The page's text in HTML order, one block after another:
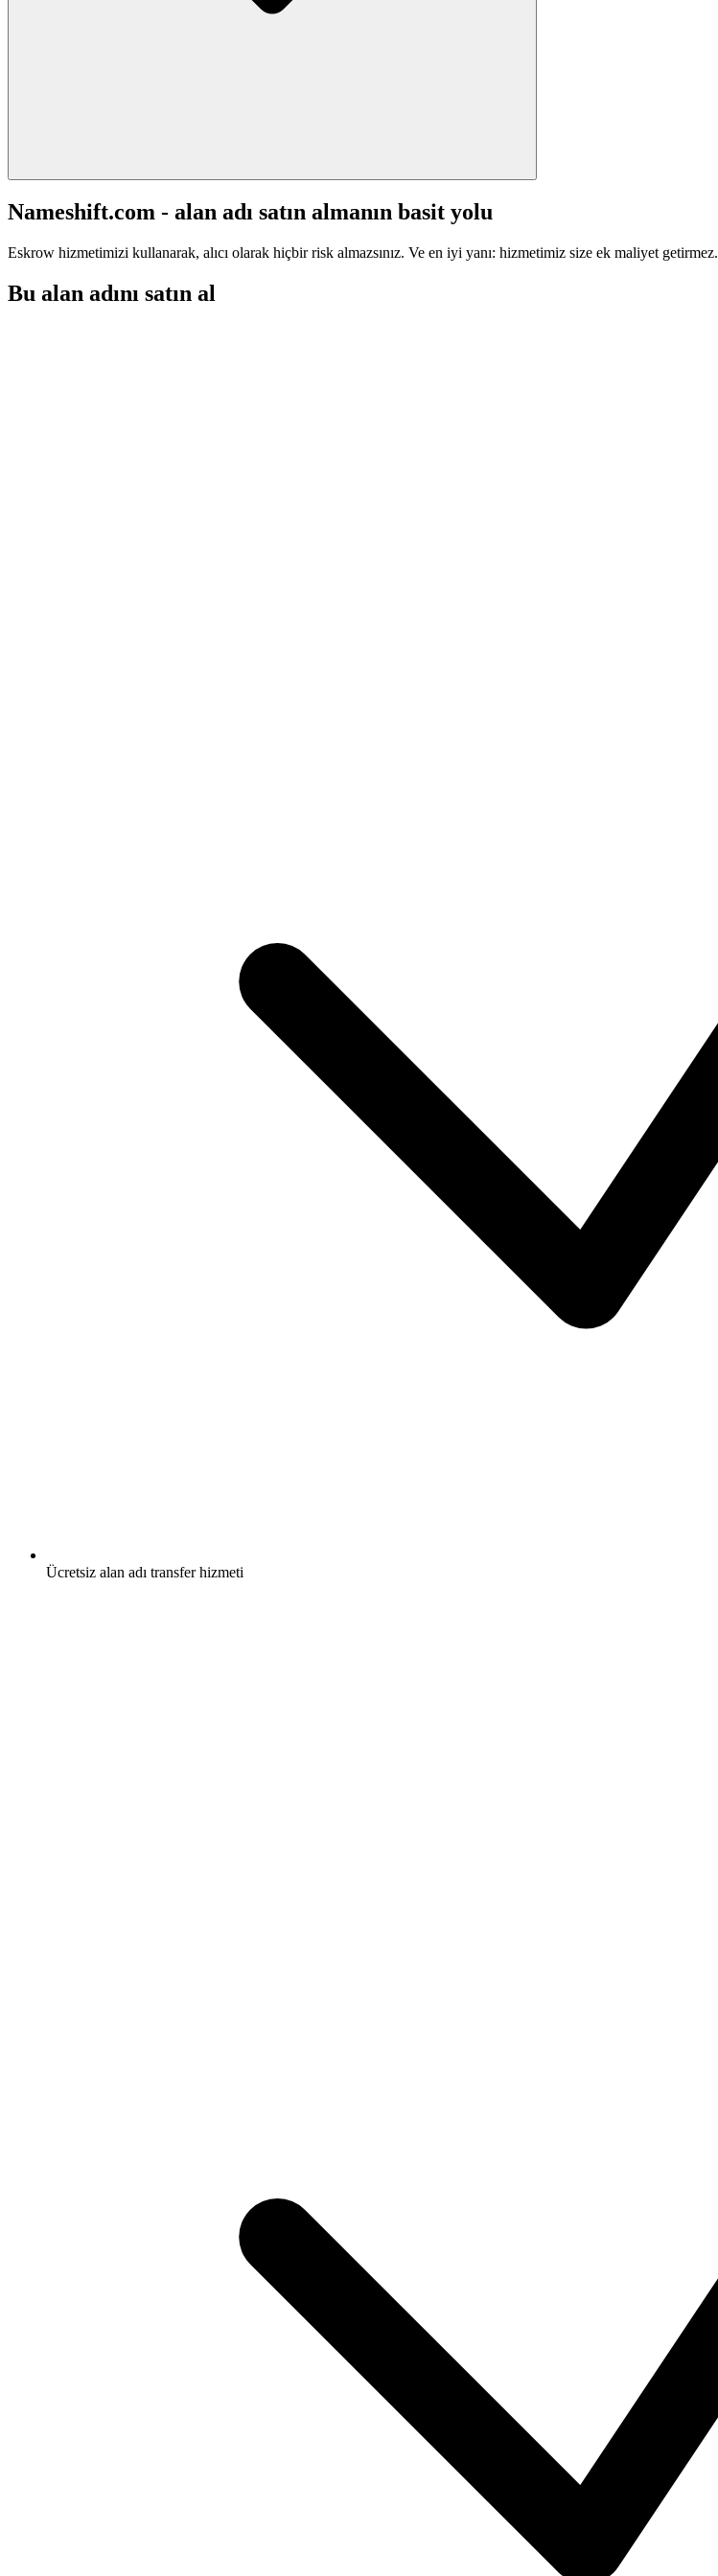
Nameshift.com - alan adı satın almanın basit yolu
Eskrow hizmetimizi kullanarak, alıcı olarak hiçbir risk almazsınız. Ve en iyi yanı: hizmetimiz size ek maliyet getirmez.
Bu alan adını satın al
Ücretsiz alan adı transfer hizmeti